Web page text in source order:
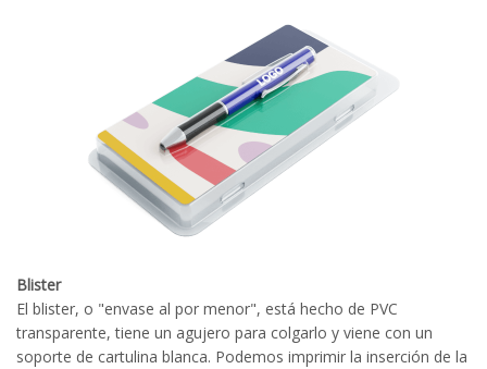
Blister
El blister, o "envase al por menor", está hecho de PVC
transparente, tiene un agujero para colgarlo y viene con un
soporte de cartulina blanca. Podemos imprimir la inserción de la